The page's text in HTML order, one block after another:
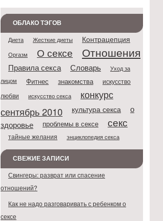
ОБЛАКО ТЭГОВ
Диета Жесткие диеты Контрацепция
Оргазм О сексе Отношения
Правила секса Словарь Уход за
лицом Фитнес знакомства искусство
любви искусство секса конкурс
сентябрь 2010 культура секса о
здоровье проблемы в сексе секс
тайные желания энциклопедия секса
СВЕЖИЕ ЗАПИСИ
Свингеры: разврат или спасение
отношений?
Как не надо разговаривать с ребенком о
сексе